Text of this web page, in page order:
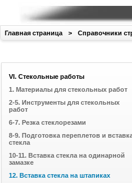
Главная страница > Справочники
VI. Стекольные работы
1. Материалы для стекольных работ
2-5. Инструменты для стекольных
работ
6-7. Резка стеклорезами
8-9. Подготовка переплетов и
стекла
10-11. Вставка стекла на одинарной
замазке
12. Вставка стекла на штапиках